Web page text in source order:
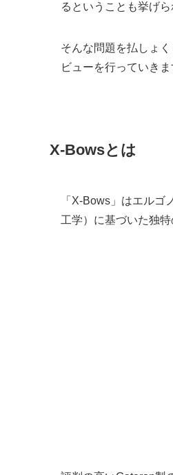
るということも挙げら
そんな問題を払しょく
ビューを行っていきま
X-Bowsとは
「X-Bows」はエル
工学）に基づいた独